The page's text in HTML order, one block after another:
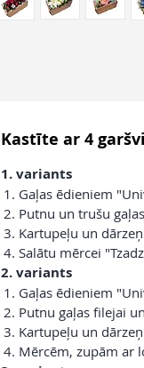
Kastīte ar 4
1. variants
Gaļas ēdieniem
Putnu un trušu
Kartupeļu un
Salātu mērcei
2. variants
Gaļas ēdieniem
Putnu gaļas filejai
Kartupeļu un
Mērcēm, zupām ar